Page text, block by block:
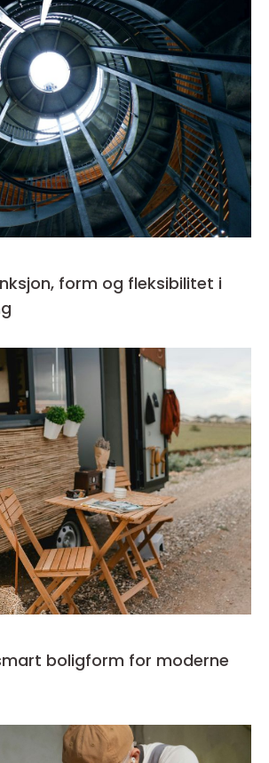
boligform for moderne